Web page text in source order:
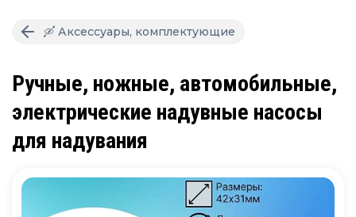
🛶 Аксессуары, комплектующие
Ручные, ножные, автомобильные,
электрические надувные насосы
для надувания